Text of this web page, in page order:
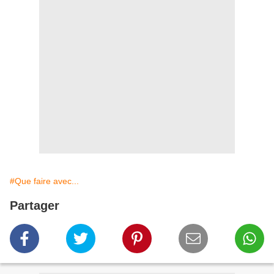
#Que faire avec...
Partager